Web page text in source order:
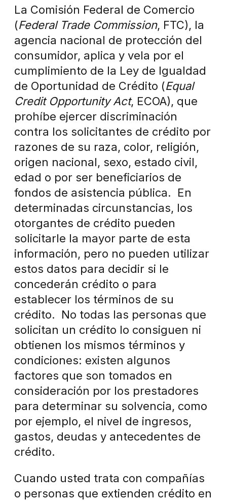
La Comisión Federal de Comercio
(Federal Trade Commission, FTC), la
agencia nacional de protección del
consumidor, aplica y vela por el
cumplimiento de la Ley de Igualdad
de Oportunidad de Crédito (Equal
Credit Opportunity Act, ECOA), que
prohíbe ejercer discriminación
contra los solicitantes de crédito por
razones de su raza, color, religión,
origen nacional, sexo, estado civil,
edad o por ser beneficiarios de
fondos de asistencia pública. En
determinadas circunstancias, los
otorgantes de crédito pueden
solicitarle la mayor parte de esta
información, pero no pueden utilizar
estos datos para decidir si le
concederán crédito o para
establecer los términos de su
crédito. No todas las personas que
solicitan un crédito lo consiguen ni
obtienen los mismos términos y
condiciones: existen algunos
factores que son tomados en
consideración por los prestadores
para determinar su solvencia, como
por ejemplo, el nivel de ingresos,
gastos, deudas y antecedentes de
crédito.
Cuando usted trata con compañías
o personas que extienden crédito en